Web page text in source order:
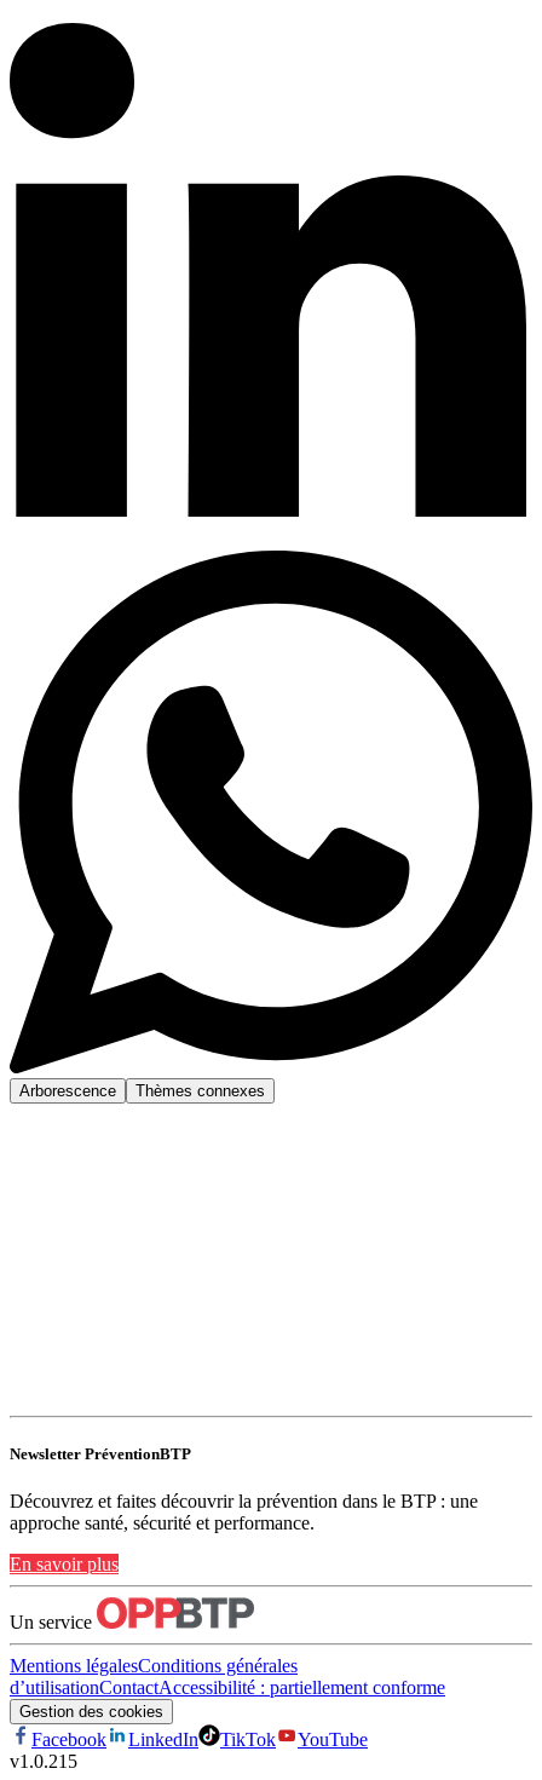
Arborescence Thèmes connexes
Newsletter PréventionBTP
Découvrez et faites découvrir la prévention dans le BTP : une
approche santé, sécurité et performance.
En savoir plus
Un service
Mentions légalesConditions générales
d’utilisationContactAccessibilité : partiellement conforme
Gestion des cookies
Facebook LinkedIn TikTok
YouTube
v1.0.215